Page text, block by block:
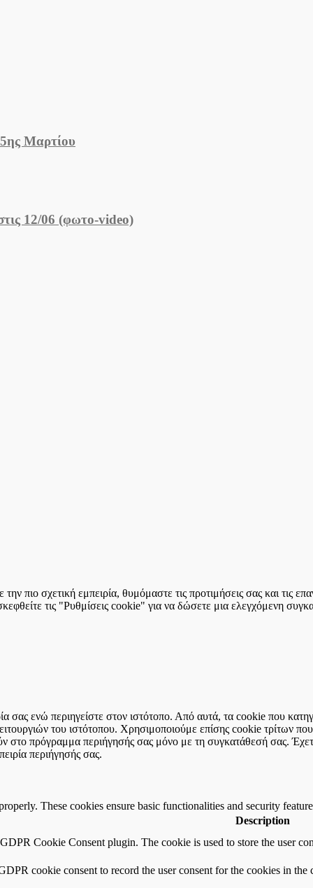
Μαρτίου
12/06 (φωτο-video)
πιο σχετική εμπειρία, θυμόμαστε τις προτιμήσεις σας και τις
τις "Ρυθμίσεις cookie" για να δώσετε μια ελεγχόμενη
σας ενώ περιηγείστε στον ιστότοπο. Από αυτά, τα cookie που
του ιστότοπου. Χρησιμοποιούμε επίσης cookie
στο πρόγραμμα περιήγησής σας μόνο με τη συγκατάθεσή σας.
περιήγησής σας.
These cookies ensure basic functionalities and security
Description
Cookie Consent plugin. The cookie is used to store the user
cookie consent to record the user consent for the cookies in